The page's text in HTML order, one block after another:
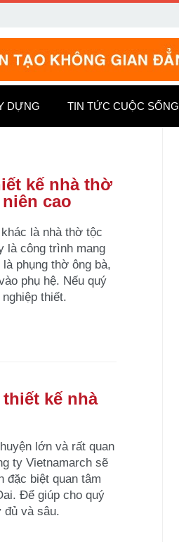
DỰNG TIN TỨC CUỘC SỐNG
kế nhà thờ
cao
là nhà thờ tộc
là công trình mang
phụng thờ ông bà,
phụ hệ. Nếu quý
thiết.
kế nhà
lớn và rất quan
ty Vietnamarch sẽ
đặc biệt quan tâm
Để giúp cho quý
đủ và sâu.